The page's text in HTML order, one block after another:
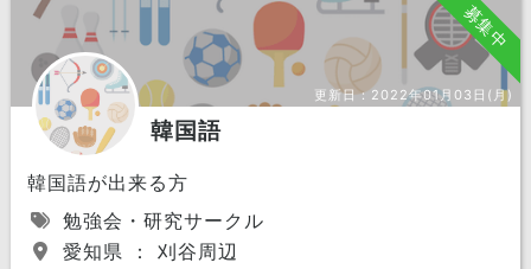
募集中
更新日： 2022年01月03日(月)
韓国語
韓国語が出来る方
勉強会・研究サークル
愛知県 ： 刈谷周辺